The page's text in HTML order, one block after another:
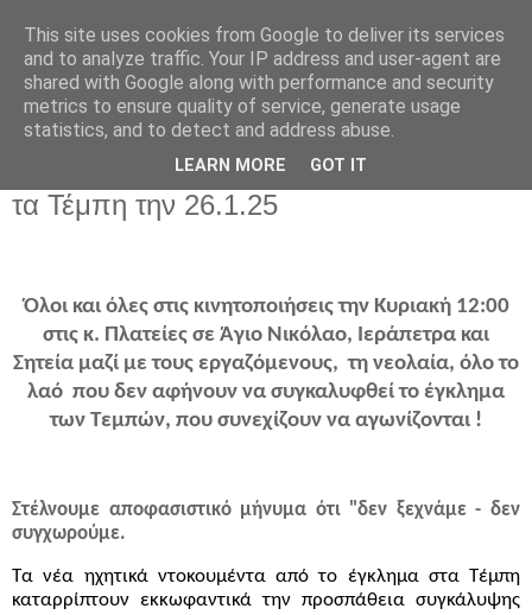
Κάλεσμα ΤΑΛΩΣ σε Κινητοποίηση για
τα Τέμπη την 26.1.25
Όλοι και όλες στις κινητοποιήσεις την Κυριακή 12:00
στις κ. Πλατείες σε Άγιο Νικόλαο, Ιεράπετρα και
Σητεία μαζί με τους εργαζόμενους, τη νεολαία, όλο το
λαό που δεν αφήνουν να συγκαλυφθεί το έγκλημα
των Τεμπών, που συνεχίζουν να αγωνίζονται !
Στέλνουμε αποφασιστικό μήνυμα ότι "δεν ξεχνάμε - δεν
συγχωρούμε.
Τα νέα ηχητικά ντοκουμέντα από το έγκλημα στα Τέμπη
καταρρίπτουν εκκωφαντικά την προσπάθεια συγκάλυψης
This site uses cookies from Google to deliver its services
and to analyze traffic. Your IP address and user-agent are
shared with Google along with performance and security
metrics to ensure quality of service, generate usage
statistics, and to detect and address abuse.
LEARN MORE GOT IT